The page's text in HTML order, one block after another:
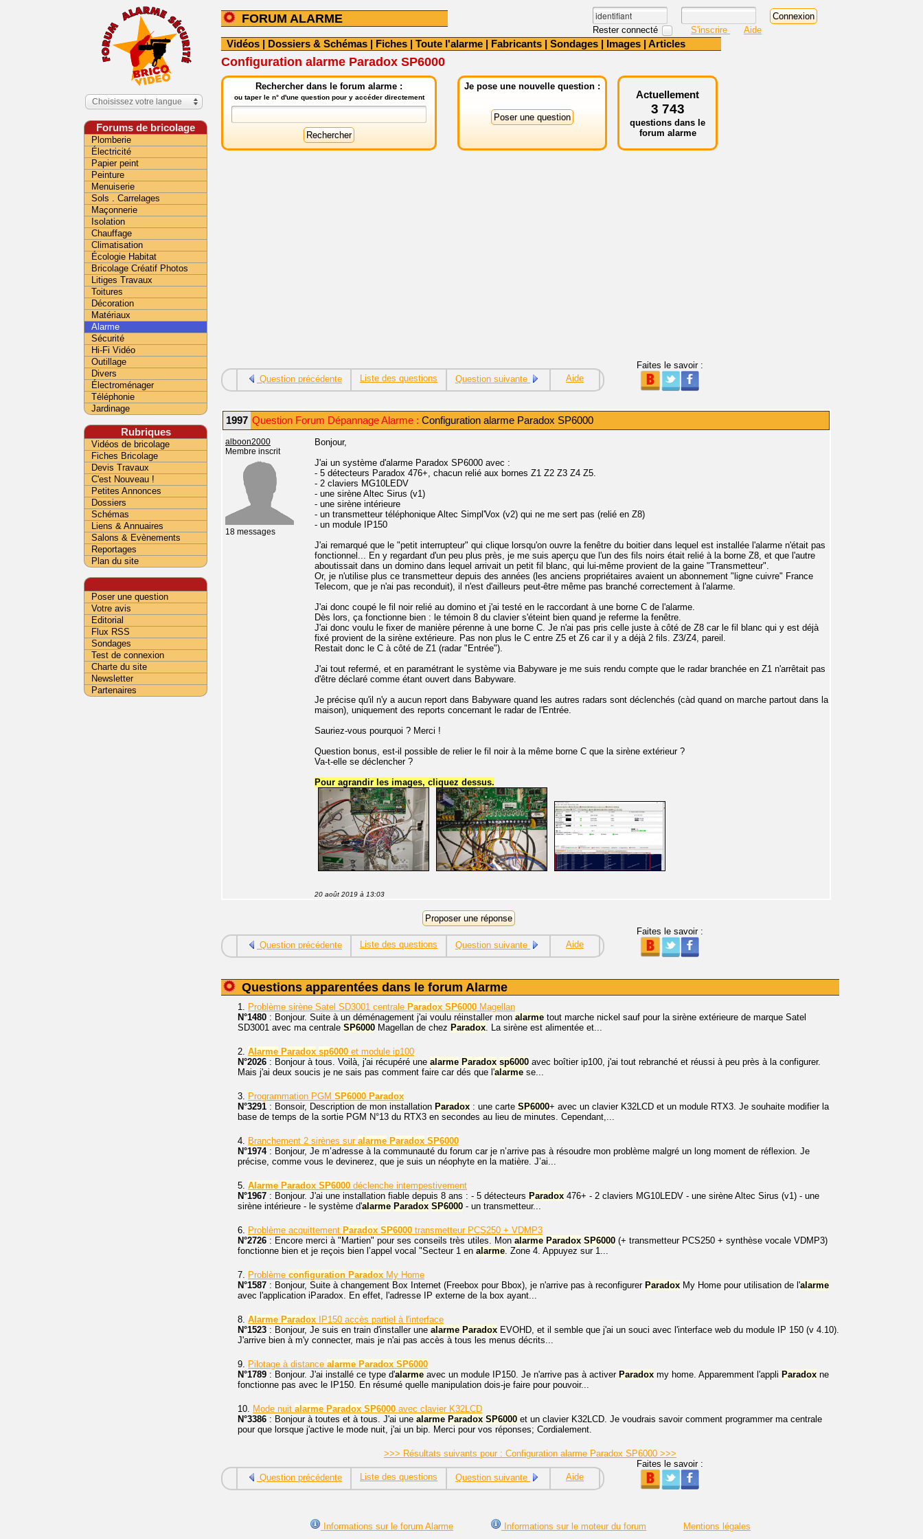
FORUM ALARME
Rester connecté S'inscrire Aide
Vidéos | Dossiers & Schémas | Fiches | Toute l'alarme | Fabricants | Sondages | Images | Articles
Configuration alarme Paradox SP6000
Rechercher dans le forum alarme :
ou taper le n° d'une question pour y accéder directement
Je pose une nouvelle question :
Actuellement
3 743
questions dans le
forum alarme
Question précédente Liste des questions Question suivante Aide
Faites le savoir :
1997 Question Forum Dépannage Alarme : Configuration alarme Paradox SP6000
alboon2000
Membre inscrit
18 messages
Bonjour,
J'ai un système d'alarme Paradox SP6000 avec :
- 5 détecteurs Paradox 476+, chacun relié aux bornes Z1 Z2 Z3 Z4 Z5.
- 2 claviers MG10LEDV
- une sirène Altec Sirus (v1)
- une sirène intérieure
- un transmetteur téléphonique Altec Simpl'Vox (v2) qui ne me sert pas (relié en Z8)
- un module IP150
J'ai remarqué que le "petit interrupteur" qui clique lorsqu'on ouvre la fenêtre du boitier dans lequel est installée l'alarme n'était pas
fonctionnel... En y regardant d'un peu plus près, je me suis aperçu que l'un des fils noirs était relié à la borne Z8, et que l'autre
aboutissait dans un domino dans lequel arrivait un petit fil blanc, qui lui-même provient de la gaine "Transmetteur".
Or, je n'utilise plus ce transmetteur depuis des années (les anciens propriétaires avaient un abonnement "ligne cuivre" France
Telecom, que je n'ai pas reconduit), il n'est d'ailleurs peut-être même pas branché correctement à l'alarme.
J'ai donc coupé le fil noir relié au domino et j'ai testé en le raccordant à une borne C de l'alarme.
Dès lors, ça fonctionne bien : le témoin 8 du clavier s'éteint bien quand je referme la fenêtre.
J'ai donc voulu le fixer de manière pérenne à une borne C. Je n'ai pas pris celle juste à côté de Z8 car le fil blanc qui y est déjà
fixé provient de la sirène extérieure. Pas non plus le C entre Z5 et Z6 car il y a déjà 2 fils. Z3/Z4, pareil.
Restait donc le C à côté de Z1 (radar "Entrée").
J'ai tout refermé, et en paramétrant le système via Babyware je me suis rendu compte que le radar branchée en Z1 n'arrêtait pas
d'être déclaré comme étant ouvert dans Babyware.
Je précise qu'il n'y a aucun report dans Babyware quand les autres radars sont déclenchés (càd quand on marche partout dans la
maison), uniquement des reports concernant le radar de l'Entrée.
Sauriez-vous pourquoi ? Merci !
Question bonus, est-il possible de relier le fil noir à la même borne C que la sirène extérieur ?
Va-t-elle se déclencher ?
Pour agrandir les images, cliquez dessus.
20 août 2019 à 13:03
Question précédente Liste des questions Question suivante Aide
Faites le savoir :
Questions apparentées dans le forum Alarme
1. Problème sirène Satel SD3001 centrale Paradox SP6000 Magellan
N°1480 : Bonjour. Suite à un déménagement j'ai voulu réinstaller mon alarme tout marche nickel sauf pour la sirène extérieure de marque Satel
SD3001 avec ma centrale SP6000 Magellan de chez Paradox. La sirène est alimentée et...
2. Alarme Paradox sp6000 et module ip100
N°2026 : Bonjour à tous. Voilà, j'ai récupéré une alarme Paradox sp6000 avec boîtier ip100, j'ai tout rebranché et réussi à peu près à la configurer.
Mais j'ai deux soucis je ne sais pas comment faire car dés que l'alarme se...
3. Programmation PGM SP6000 Paradox
N°3291 : Bonsoir, Description de mon installation Paradox : une carte SP6000+ avec un clavier K32LCD et un module RTX3. Je souhaite modifier la
base de temps de la sortie PGM N°13 du RTX3 en secondes au lieu de minutes. Cependant,...
4. Branchement 2 sirènes sur alarme Paradox SP6000
N°1974: Bonjour, Je m’adresse à la communauté du forum car je n’arrive pas à résoudre mon problème malgré un long moment de réflexion. Je
précise, comme vous le devinerez, que je suis un néophyte en la matière. J’ai...
5. Alarme Paradox SP6000 déclenche intempestivement
N°1967 : Bonjour. J'ai une installation fiable depuis 8 ans : - 5 détecteurs Paradox 476+ - 2 claviers MG10LEDV - une sirène Altec Sirus (v1) - une
sirène intérieure - le système d'alarme Paradox SP6000 - un transmetteur...
6. Problème acquittement Paradox SP6000 transmetteur PCS250 + VDMP3
N°2726 : Encore merci à "Martien" pour ses conseils très utiles. Mon alarme Paradox SP6000 (+ transmetteur PCS250 + synthèse vocale VDMP3)
fonctionne bien et je reçois bien l’appel vocal "Secteur 1 en alarme. Zone 4. Appuyez sur 1...
7. Problème configuration Paradox My Home
N°1587 : Bonjour, Suite à changement Box Internet (Freebox pour Bbox), je n'arrive pas à reconfigurer Paradox My Home pour utilisation de l'alarme
avec l'application iParadox. En effet, l'adresse IP externe de la box ayant...
8. Alarme Paradox IP150 accès partiel à l'interface
N°1523 : Bonjour, Je suis en train d'installer une alarme Paradox EVOHD, et il semble que j'ai un souci avec l'interface web du module IP 150 (v 4.10).
J'arrive bien à m'y connecter, mais je n'ai pas accès à tous les menus décrits...
9. Pilotage à distance alarme Paradox SP6000
N°1789 : Bonjour. J'ai installé ce type d'alarme avec un module IP150. Je n'arrive pas à activer Paradox my home. Apparemment l'appli Paradox ne
fonctionne pas avec le IP150. En résumé quelle manipulation dois-je faire pour pouvoir...
10. Mode nuit alarme Paradox SP6000 avec clavier K32LCD
N°3386 : Bonjour à toutes et à tous. J'ai une alarme Paradox SP6000 et un clavier K32LCD. Je voudrais savoir comment programmer ma centrale
pour que lorsque j'active le mode nuit, j'ai un bip. Merci pour vos réponses; Cordialement.
>>> Résultats suivants pour : Configuration alarme Paradox SP6000 >>>
Question précédente Liste des questions Question suivante Aide
Faites le savoir :
Informations sur le forum Alarme Informations sur le moteur du forum Mentions légales
Choisissez votre langue
Forums de bricolage
Plomberie
Électricité
Papier peint
Peinture
Menuiserie
Sols . Carrelages
Maçonnerie
Isolation
Chauffage
Climatisation
Écologie Habitat
Bricolage Créatif Photos
Litiges Travaux
Toitures
Décoration
Matériaux
Alarme
Sécurité
Hi-Fi Vidéo
Outillage
Divers
Électroménager
Téléphonie
Jardinage
Rubriques
Vidéos de bricolage
Fiches Bricolage
Devis Travaux
C'est Nouveau !
Petites Annonces
Dossiers
Schémas
Liens & Annuaires
Salons & Evènements
Reportages
Plan du site
Poser une question
Votre avis
Editorial
Flux RSS
Sondages
Test de connexion
Charte du site
Newsletter
Partenaires